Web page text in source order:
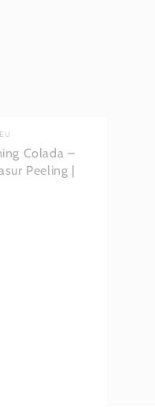
Colada –
Peeling |